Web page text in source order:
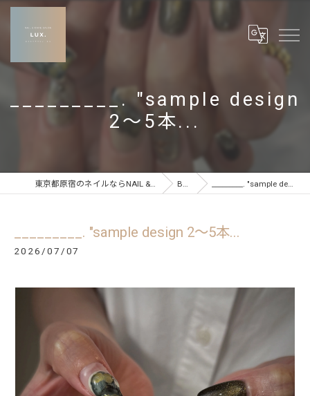
_________. "sample design
2〜5本...
東京都原宿のネイルならNAIL & CARE SALON LUX BLOG _________. "sample design 2〜5本...
_________. "sample design 2〜5本...
2026/07/07